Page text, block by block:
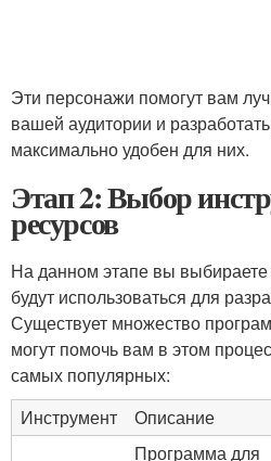
Эти персонажи помогут вам
вашей аудитории и
максимально удобен для них.
Этап 2: Выбор
ресурсов
На данном этапе вы
будут использоваться для
Существует множество
могут помочь вам в этом
самых популярных:
Инструмент
Описание
Программа для